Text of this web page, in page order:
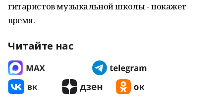
гитаристов музыкальной школы - покажет
время.
Читайте нас